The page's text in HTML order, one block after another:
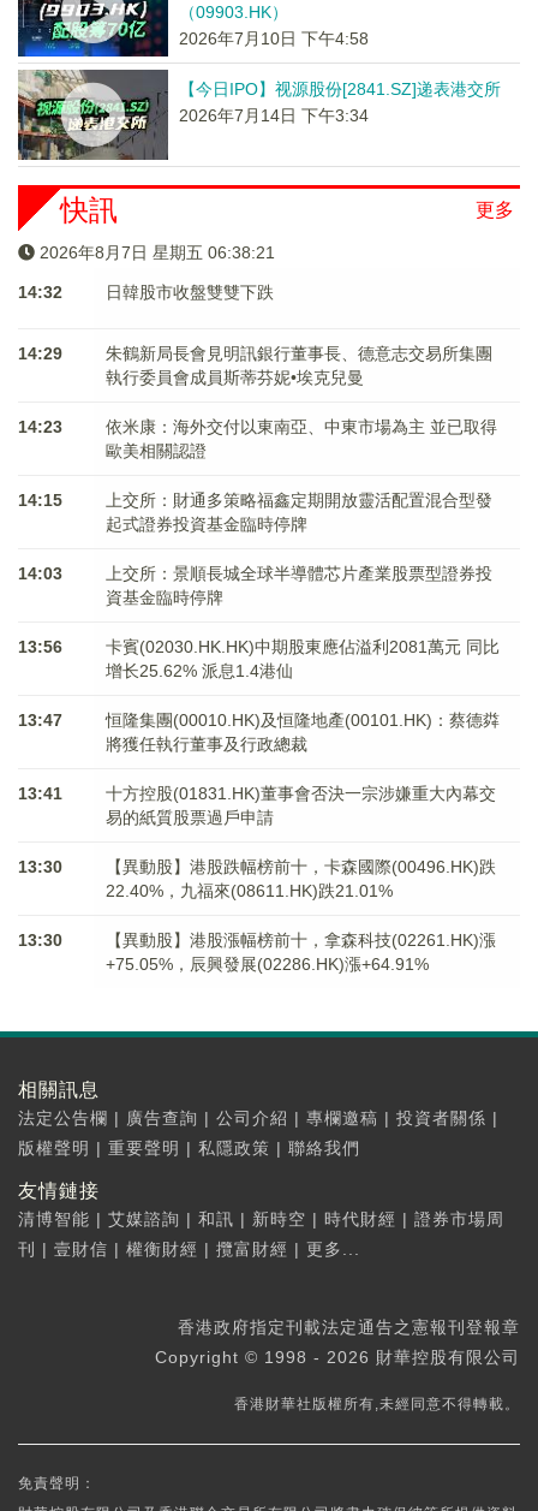
（09903.HK）
2026年7月10日 下午4:58
【今日IPO】视源股份[2841.SZ]递表港交所
2026年7月14日 下午3:34
更多
快訊
2026年8月7日 星期五 06:38:21
14:32 日韓股市收盤雙雙下跌
14:29
朱鶴新局長會見明訊銀行董事長、德意志交易所集團
執行委員會成員斯蒂芬妮•埃克兒曼
14:23
依米康：海外交付以東南亞、中東市場為主 並已取得
歐美相關認證
14:15
上交所：財通多策略福鑫定期開放靈活配置混合型發
起式證券投資基金臨時停牌
14:03
上交所：景順長城全球半導體芯片產業股票型證券投
資基金臨時停牌
13:56
卡賓(02030.HK.HK)中期股東應佔溢利2081萬元 同比
增长25.62% 派息1.4港仙
13:47
恒隆集團(00010.HK)及恒隆地產(00101.HK)：蔡德粦
將獲任執行董事及行政總裁
13:41
十方控股(01831.HK)董事會否決一宗涉嫌重大內幕交
易的紙質股票過戶申請
13:30
【異動股】港股跌幅榜前十，卡森國際(00496.HK)跌
22.40%，九福來(08611.HK)跌21.01%
13:30
【異動股】港股漲幅榜前十，拿森科技(02261.HK)漲
+75.05%，辰興發展(02286.HK)漲+64.91%
相關訊息
法定公告欄 | 廣告查詢 | 公司介紹 | 專欄邀稿 | 投資者關係 |
版權聲明 | 重要聲明 | 私隱政策 | 聯絡我們
友情鏈接
清博智能 | 艾媒諮詢 | 和訊 | 新時空 | 時代財經 | 證券市場周
刊
| 壹財信 | 權衡財經 | 攬富財經 | 更多...
香港政府指定刊載法定通告之憲報刊登報章
Copyright © 1998 - 2026 財華控股有限公司
香港財華社版權所有,未經同意不得轉載。
免責聲明：